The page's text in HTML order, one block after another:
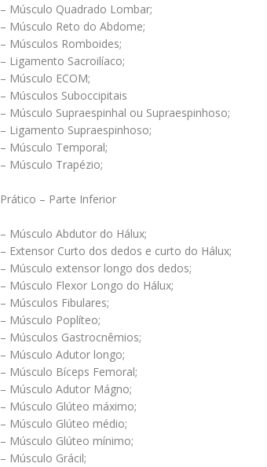
– Músculo Quadrado Lombar;
– Músculo Reto do Abdome;
– Músculos Romboides;
– Ligamento Sacroilíaco;
– Músculo ECOM;
– Músculos Suboccipitais
– Músculo Supraespinhal ou Supraespinhoso;
– Ligamento Supraespinhoso;
– Músculo Temporal;
– Músculo Trapézio;
Prático – Parte Inferior
– Músculo Abdutor do Hálux;
– Extensor Curto dos dedos e curto do Hálux;
– Músculo extensor longo dos dedos;
– Músculo Flexor Longo do Hálux;
– Músculos Fibulares;
– Músculo Poplíteo;
– Músculos Gastrocnêmios;
– Músculo Adutor longo;
– Músculo Bíceps Femoral;
– Músculo Adutor Mágno;
– Músculo Glúteo máximo;
– Músculo Glúteo médio;
– Músculo Glúteo mínimo;
– Músculo Grácil;